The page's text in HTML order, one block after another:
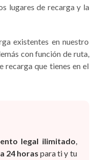
lugares de recarga y la
existentes en nuestro
con función de ruta,
recarga que tienes en el
legal ilimitado,
24 horas para ti y tu